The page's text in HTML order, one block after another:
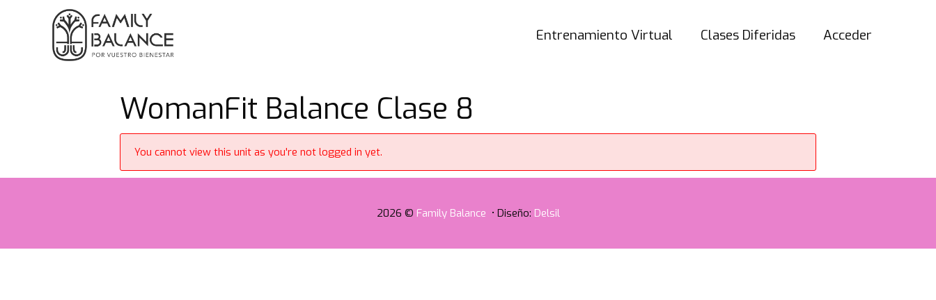
Entrenamiento Virtual Clases Diferidas Acceder
WomanFit Balance Clase 8
You cannot view this unit as you're not logged in yet.
2026 © Family Balance • Diseño: Delsil